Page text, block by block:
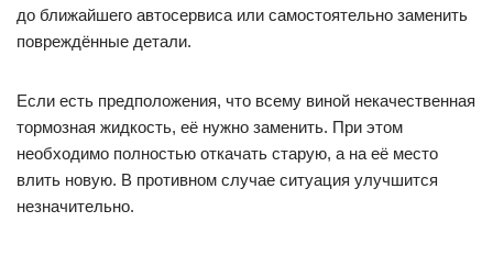
до ближайшего автосервиса или самостоятельно заменить
повреждённые детали.
Если есть предположения, что всему виной некачественная
тормозная жидкость, её нужно заменить. При этом
необходимо полностью откачать старую, а на её место
влить новую. В противном случае ситуация улучшится
незначительно.